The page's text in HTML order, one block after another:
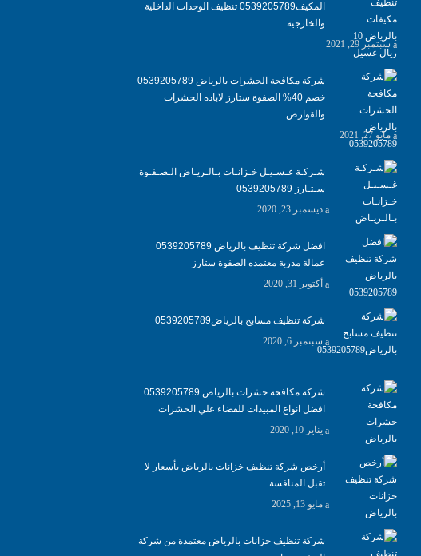
المكيف0539205789 تنظيف الوحدات الداخلية
والخارجية
سبتمبر 29, 2021
شركة مكافحة الحشرات بالرياض 0539205789
خصم 40% الصفوة ستارز لاباده الحشرات
والقوارض
مايو 27, 2021
شـركـة غـسـيـل خـزانـات بـالـريـاض الـصـفـوة
سـتـارز 0539205789
ديسمبر 23, 2020
افضل شركة تنظيف بالرياض 0539205789
عمالة مدربة معتمده الصفوة ستارز
أكتوبر 31, 2020
شركة تنظيف مسابح بالرياض0539205789
سبتمبر 6, 2020
شركة مكافحة حشرات بالرياض 0539205789
افضل انواع المبيدات للقضاء علي الحشرات
يناير 10, 2020
أرخص شركة تنظيف خزانات بالرياض بأسعار لا
تقبل المنافسة
مايو 13, 2025
شركة تنظيف خزانات بالرياض معتمدة من شركة